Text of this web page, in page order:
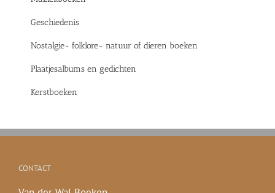
Geschiedenis
Nostalgie- folklore- natuur of dieren boeken
Plaatjesalbums en gedichten
Kerstboeken
CONTACT